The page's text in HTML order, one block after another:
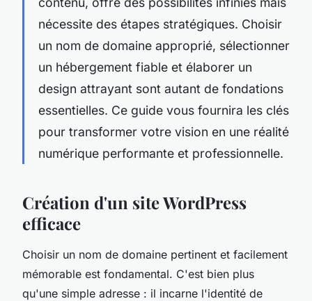
nécessite des étapes stratégiques. Choisir
un nom de domaine approprié, sélectionner
un hébergement fiable et élaborer un
design attrayant sont autant de fondations
essentielles. Ce guide vous fournira les clés
pour transformer votre vision en une réalité
numérique performante et professionnelle.
Création d'un site WordPress
efficace
Choisir un nom de domaine pertinent et facilement
mémorable est fondamental. C'est bien plus
qu'une simple adresse : il incarne l'identité de